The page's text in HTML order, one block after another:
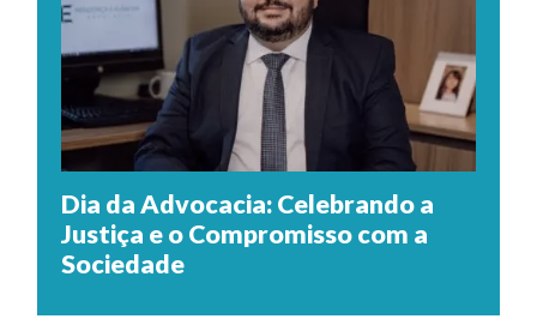
Dia da Advocacia: Celebrando a
Justiça e o Compromisso com a
Sociedade